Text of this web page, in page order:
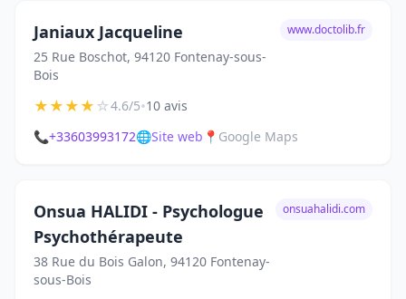
Janiaux Jacqueline
25 Rue Boschot, 94120 Fontenay-sous-
Bois
www.doctolib.fr
★★★★☆4.6/5•10 avis
📞+33603993172🌐Site web 📍 Google Maps
Onsua HALIDI - Psychologue
Psychothérapeute
38 Rue du Bois Galon, 94120 Fontenay-
sous-Bois
onsuahalidi.com